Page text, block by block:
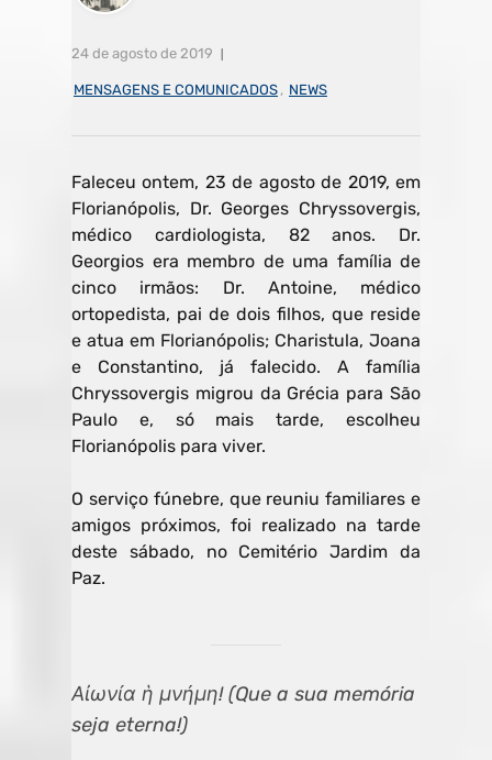
24 de agosto de 2019
MENSAGENS E COMUNICADOS , NEWS
Faleceu ontem, 23 de agosto de 2019, em
Florianópolis, Dr. Georges Chryssovergis,
médico cardiologista, 82 anos. Dr.
Georgios era membro de uma família de
cinco irmãos: Dr. Antoine, médico
ortopedista, pai de dois filhos, que reside
e atua em Florianópolis; Charistula, Joana
e Constantino, já falecido. A família
Chryssovergis migrou da Grécia para São
Paulo e, só mais tarde, escolheu
Florianópolis para viver.
O serviço fúnebre, que reuniu familiares e
amigos próximos, foi realizado na tarde
deste sábado, no Cemitério Jardim da
Paz.
Αἰωνία ἡ μνήμη! (Que a sua memória
seja eterna!)